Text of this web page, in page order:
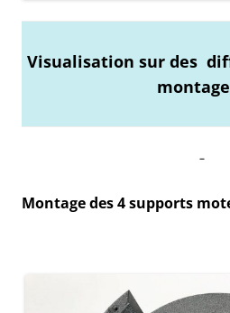
Visualisation sur des
–
Montage des 4 supports